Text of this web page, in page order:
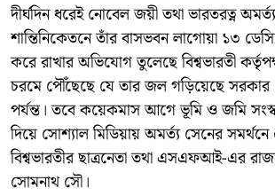
দীর্ঘদিন ধরেই নোবেল জয়ী তথা ভারতরত্ন
শান্তিনিকেতনে তাঁর বাসভবন লাগোয়া ১৩
করে রাখার অভিযোগ তুলেছে বিশ্বভারতী
চরমে পৌঁছেছে যে তার জল গড়িয়েছে
পর্যন্ত। তবে কয়েকমাস আগে ভূমি ও জমি
দিয়ে সোশ্যাল মিডিয়ায় অমর্ত্য সেনের
বিশ্বভারতীর ছাত্রনেতা তথা এসএফআই-এর
সোমনাথ সৌ।